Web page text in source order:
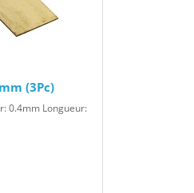
(3Pc)
0.4mm Longueur: